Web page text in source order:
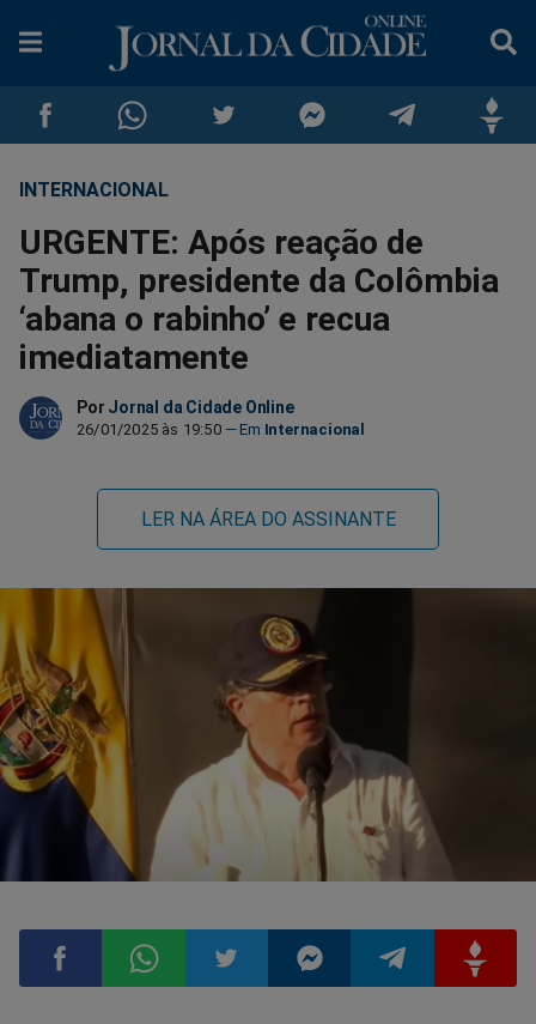
Compartilhar
no
Facebook
Compartilhar
no
Whatsapp
no
Twitter
no
Messenger
no
Telegram
no
INTERNACIONAL
URGENTE: Após reação de
Trump, presidente da Colômbia
‘abana o rabinho’ e recua
imediatamente
Por Jornal da Cidade Online
26/01/2025 às 19:50 Internacional
LER NA ÁREA DO ASSINANTE